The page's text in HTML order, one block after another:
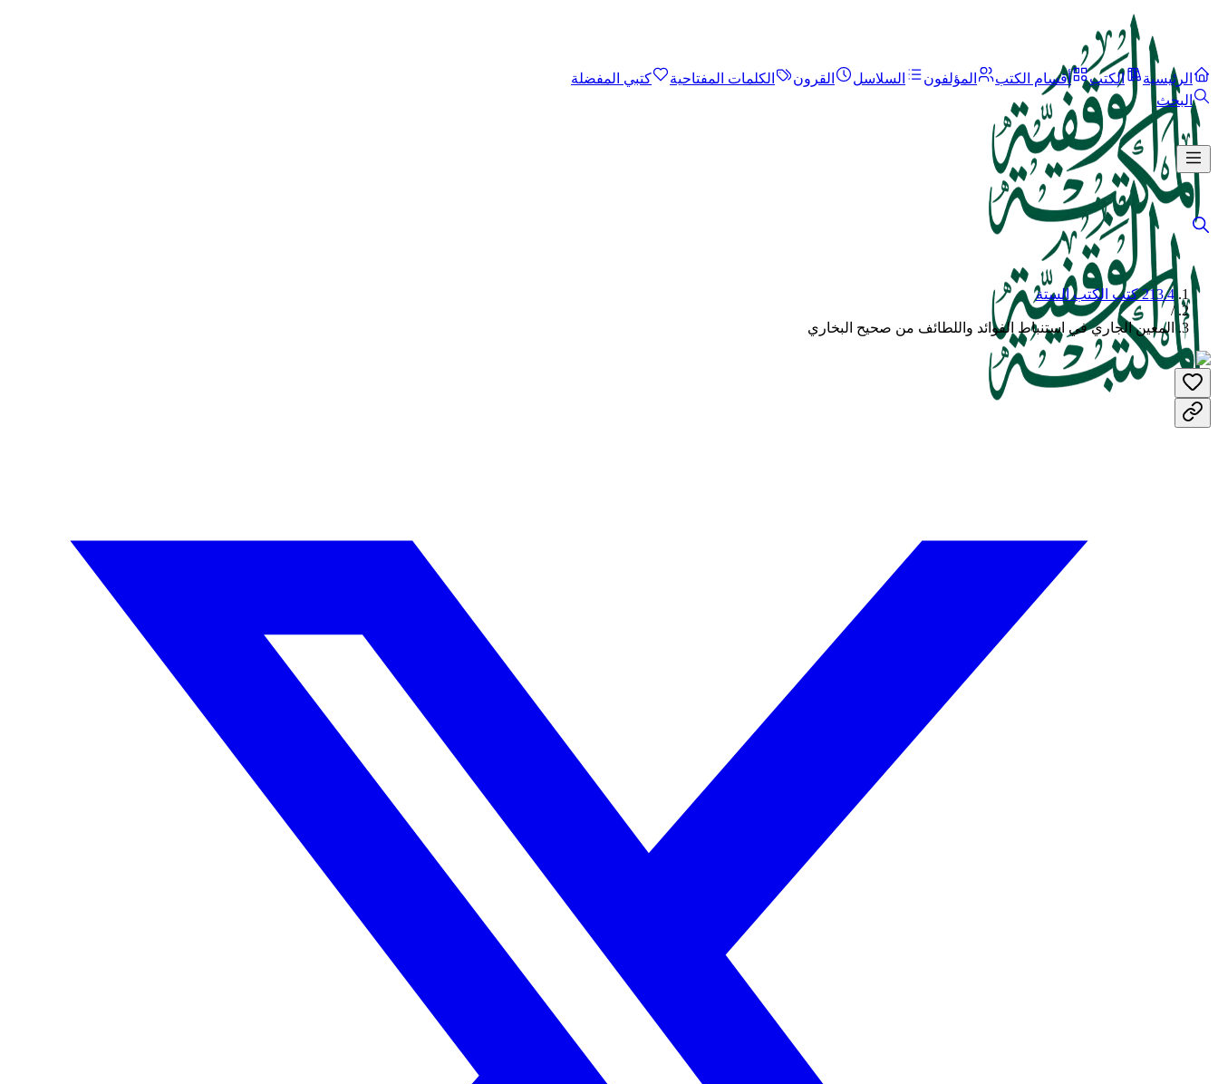
الرئيسية الكتب أقسام الكتب المؤلفون السلاسل القرون الكلمات المفتاحية
كتبي المفضلة
البحث
213.4 كتب الكتب الستة
/
المعين الجاري في استنباط الفوائد واللطائف من صحيح البخاري